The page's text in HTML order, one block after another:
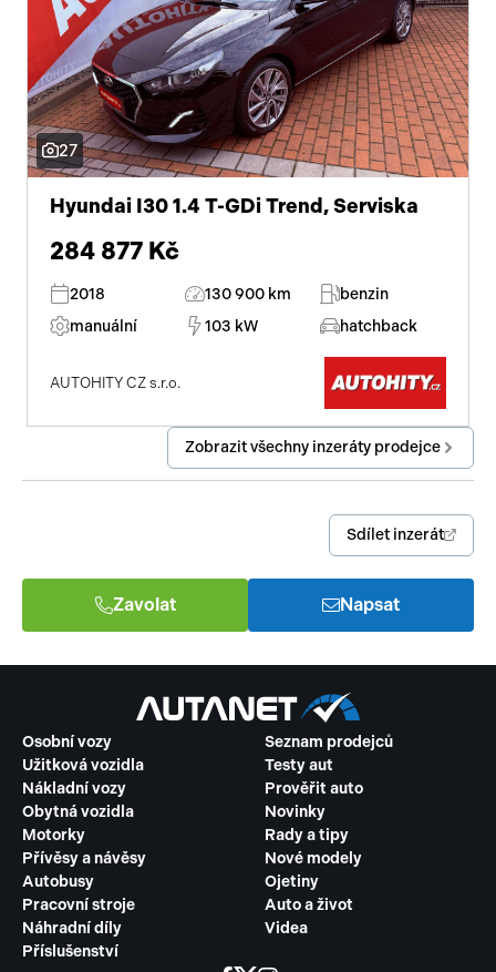
27
Hyundai I30 1.4 T-GDi Trend, Serviska
284 877 Kč
2018 130 900 km
benzin
manuální
103 kW hatchback
AUTOHITY CZ s.r.o.
Zobrazit všechny inzeráty prodejce
Sdílet inzerát
Zavolat Napsat
Osobní vozy
Užitková vozidla
Nákladní vozy
Obytná vozidla
Motorky
Přívěsy a návěsy
Autobusy
Pracovní stroje
Náhradní díly
Příslušenství
Seznam prodejců
Testy aut
Prověřit auto
Novinky
Rady a tipy
Nové modely
Ojetiny
Auto a život
Videa